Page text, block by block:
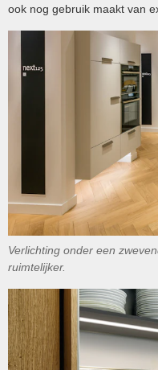
ook nog gebruik maakt van
Verlichting onder een
ruimtelijker.